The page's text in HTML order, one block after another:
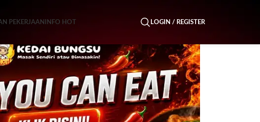
PEKERJAAN INFO HOT LOGIN / REGISTER